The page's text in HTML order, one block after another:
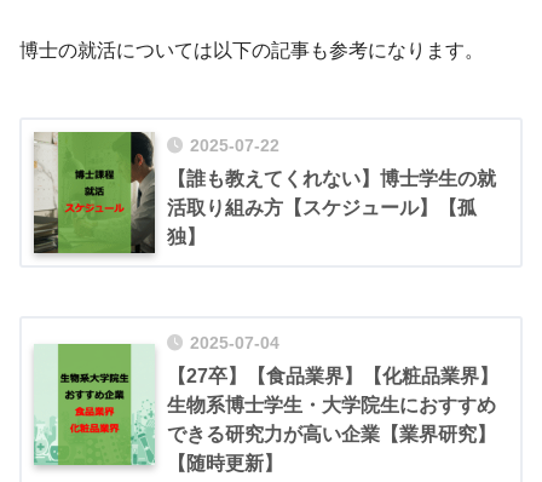
博士の就活については以下の記事も参考になります。
2025-07-22
【誰も教えてくれない】博士学生の就
活取り組み方【スケジュール】【孤
独】
2025-07-04
【27卒】【食品業界】【化粧品業界】
生物系博士学生・大学院生におすすめ
できる研究力が高い企業【業界研究】
【随時更新】